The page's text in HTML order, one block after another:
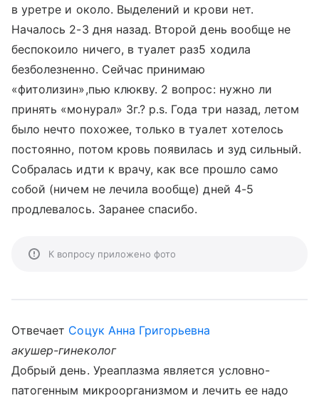
в уретре и около. Выделений и крови нет.
Началось 2-3 дня назад. Второй день вообще не
беспокоило ничего, в туалет раз5 ходила
безболезненно. Сейчас принимаю
«фитолизин»,пью клюкву. 2 вопрос: нужно ли
принять «монурал» 3г.? p.s. Года три назад, летом
было нечто похожее, только в туалет хотелось
постоянно, потом кровь появилась и зуд сильный.
Собралась идти к врачу, как все прошло само
собой (ничем не лечила вообще) дней 4-5
продлевалось. Заранее спасибо.
К вопросу приложено фото
Отвечает Соцук Анна Григорьевна
акушер-гинеколог
Добрый день. Уреаплазма является условно-
патогенным микроорганизмом и лечить ее надо